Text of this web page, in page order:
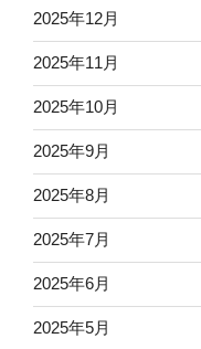
2025年12月
2025年11月
2025年10月
2025年9月
2025年8月
2025年7月
2025年6月
2025年5月